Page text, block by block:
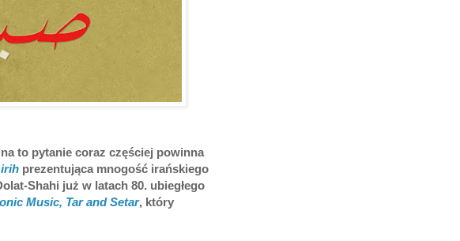
to pytanie coraz częściej powinna
prezentująca mnogość irańskiego
Shahi już w latach 80. ubiegłego
Music, Tar and Setar, który